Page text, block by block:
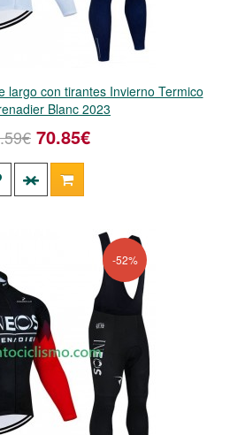
largo con tirantes Invierno Termico
Blanc 2023
70.85€
-52%